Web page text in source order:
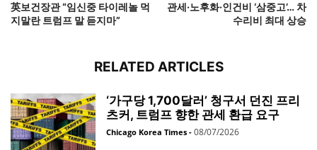
英보건장관 “임신중 타이레놀 먹
지말란 트럼프 말 듣지마”
관세·노후화·인건비 ‘삼중고’… 차
수리비 최대 상승
RELATED ARTICLES
‘가구당 1,700달러’ 청구서 던진 프리
츠커, 트럼프 향한 관세 환급 요구
Chicago Korea Times - 08/07/2026